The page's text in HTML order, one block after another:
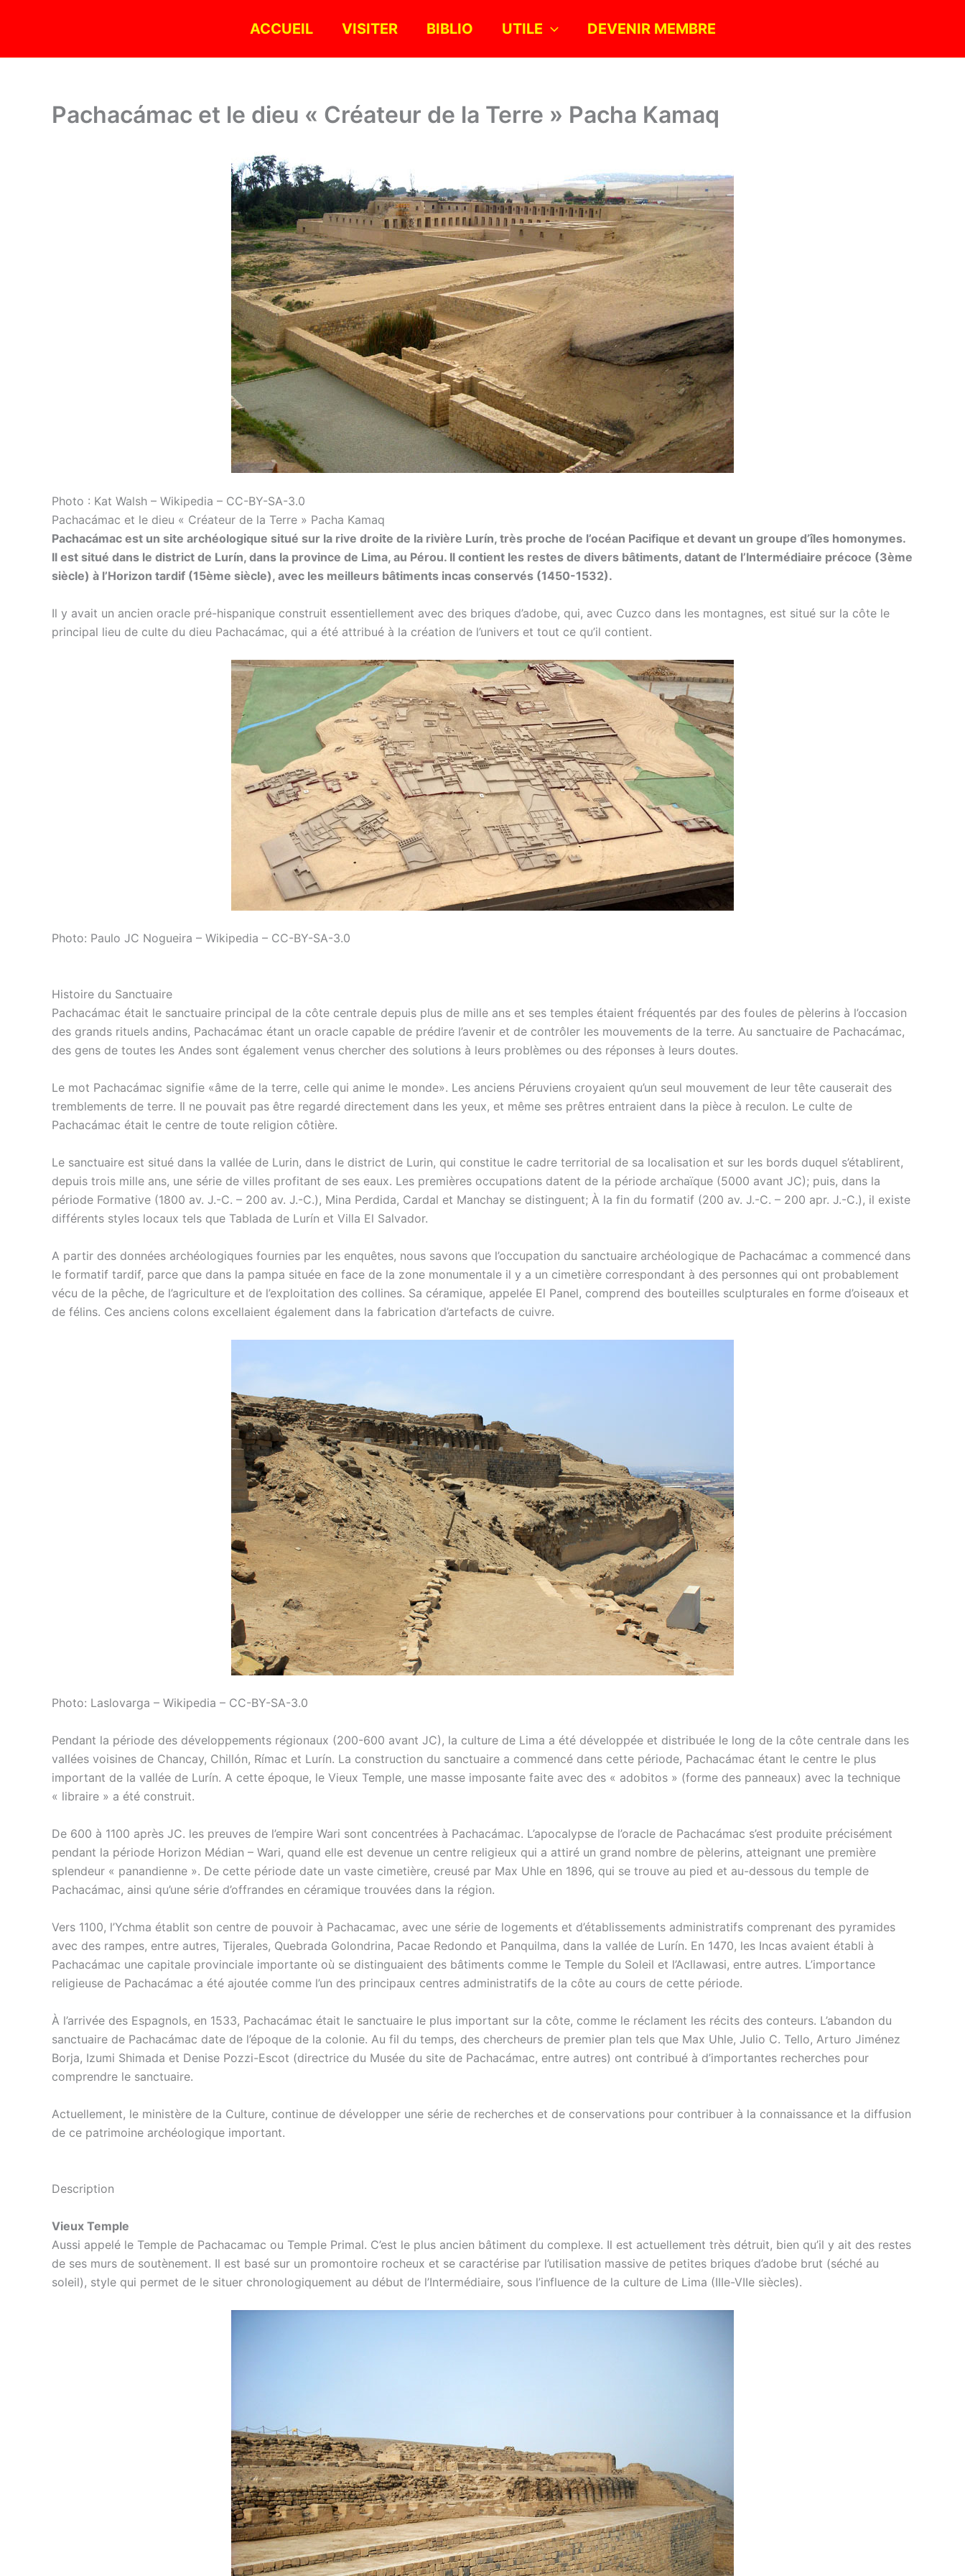
ACCUEIL VISITER BIBLIO UTILE DEVENIR MEMBRE
Pachacámac et le dieu « Créateur de la Terre » Pacha Kamaq
Photo : Kat Walsh – Wikipedia – CC-BY-SA-3.0
Pachacámac et le dieu « Créateur de la Terre » Pacha Kamaq
Pachacámac est un site archéologique situé sur la rive droite de la rivière Lurín, très proche de l’océan Pacifique et devant un groupe d’îles homonymes.
Il est situé dans le district de Lurín, dans la province de Lima, au Pérou. Il contient les restes de divers bâtiments, datant de l’Intermédiaire précoce (3ème
siècle) à l’Horizon tardif (15ème siècle), avec les meilleurs bâtiments incas conservés (1450-1532).
Il y avait un ancien oracle pré-hispanique construit essentiellement avec des briques d’adobe, qui, avec Cuzco dans les montagnes, est situé sur la côte le
principal lieu de culte du dieu Pachacámac, qui a été attribué à la création de l’univers et tout ce qu’il contient.
Photo: Paulo JC Nogueira – Wikipedia – CC-BY-SA-3.0
Histoire du Sanctuaire
Pachacámac était le sanctuaire principal de la côte centrale depuis plus de mille ans et ses temples étaient fréquentés par des foules de pèlerins à l’occasion
des grands rituels andins, Pachacámac étant un oracle capable de prédire l’avenir et de contrôler les mouvements de la terre. Au sanctuaire de Pachacámac,
des gens de toutes les Andes sont également venus chercher des solutions à leurs problèmes ou des réponses à leurs doutes.
Le mot Pachacámac signifie «âme de la terre, celle qui anime le monde». Les anciens Péruviens croyaient qu’un seul mouvement de leur tête causerait des
tremblements de terre. Il ne pouvait pas être regardé directement dans les yeux, et même ses prêtres entraient dans la pièce à reculon. Le culte de
Pachacámac était le centre de toute religion côtière.
Le sanctuaire est situé dans la vallée de Lurin, dans le district de Lurin, qui constitue le cadre territorial de sa localisation et sur les bords duquel s’établirent,
depuis trois mille ans, une série de villes profitant de ses eaux. Les premières occupations datent de la période archaïque (5000 avant JC); puis, dans la
période Formative (1800 av. J.-C. – 200 av. J.-C.), Mina Perdida, Cardal et Manchay se distinguent; À la fin du formatif (200 av. J.-C. – 200 apr. J.-C.), il existe
différents styles locaux tels que Tablada de Lurín et Villa El Salvador.
A partir des données archéologiques fournies par les enquêtes, nous savons que l’occupation du sanctuaire archéologique de Pachacámac a commencé dans
le formatif tardif, parce que dans la pampa située en face de la zone monumentale il y a un cimetière correspondant à des personnes qui ont probablement
vécu de la pêche, de l’agriculture et de l’exploitation des collines. Sa céramique, appelée El Panel, comprend des bouteilles sculpturales en forme d’oiseaux et
de félins. Ces anciens colons excellaient également dans la fabrication d’artefacts de cuivre.
Photo: Laslovarga – Wikipedia – CC-BY-SA-3.0
Pendant la période des développements régionaux (200-600 avant JC), la culture de Lima a été développée et distribuée le long de la côte centrale dans les
vallées voisines de Chancay, Chillón, Rímac et Lurín. La construction du sanctuaire a commencé dans cette période, Pachacámac étant le centre le plus
important de la vallée de Lurín. A cette époque, le Vieux Temple, une masse imposante faite avec des « adobitos » (forme des panneaux) avec la technique
« libraire » a été construit.
De 600 à 1100 après JC. les preuves de l’empire Wari sont concentrées à Pachacámac. L’apocalypse de l’oracle de Pachacámac s’est produite précisément
pendant la période Horizon Médian – Wari, quand elle est devenue un centre religieux qui a attiré un grand nombre de pèlerins, atteignant une première
splendeur « panandienne ». De cette période date un vaste cimetière, creusé par Max Uhle en 1896, qui se trouve au pied et au-dessous du temple de
Pachacámac, ainsi qu’une série d’offrandes en céramique trouvées dans la région.
Vers 1100, l’Ychma établit son centre de pouvoir à Pachacamac, avec une série de logements et d’établissements administratifs comprenant des pyramides
avec des rampes, entre autres, Tijerales, Quebrada Golondrina, Pacae Redondo et Panquilma, dans la vallée de Lurín. En 1470, les Incas avaient établi à
Pachacámac une capitale provinciale importante où se distinguaient des bâtiments comme le Temple du Soleil et l’Acllawasi, entre autres. L’importance
religieuse de Pachacámac a été ajoutée comme l’un des principaux centres administratifs de la côte au cours de cette période.
À l’arrivée des Espagnols, en 1533, Pachacámac était le sanctuaire le plus important sur la côte, comme le réclament les récits des conteurs. L’abandon du
sanctuaire de Pachacámac date de l’époque de la colonie. Au fil du temps, des chercheurs de premier plan tels que Max Uhle, Julio C. Tello, Arturo Jiménez
Borja, Izumi Shimada et Denise Pozzi-Escot (directrice du Musée du site de Pachacámac, entre autres) ont contribué à d’importantes recherches pour
comprendre le sanctuaire.
Actuellement, le ministère de la Culture, continue de développer une série de recherches et de conservations pour contribuer à la connaissance et la diffusion
de ce patrimoine archéologique important.
Description
Vieux Temple
Aussi appelé le Temple de Pachacamac ou Temple Primal. C’est le plus ancien bâtiment du complexe. Il est actuellement très détruit, bien qu’il y ait des restes
de ses murs de soutènement. Il est basé sur un promontoire rocheux et se caractérise par l’utilisation massive de petites briques d’adobe brut (séché au
soleil), style qui permet de le situer chronologiquement au début de l’Intermédiaire, sous l’influence de la culture de Lima (IIIe-VIIe siècles).